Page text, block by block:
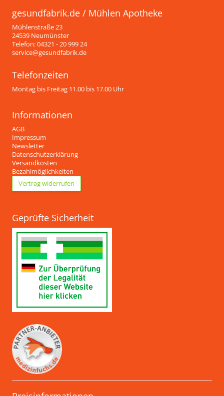
gesundfabrik.de / Mühlen Apotheke
Mühlenstraße 23
24539 Neumünster
Telefon: 04321 - 20 999 24
service@gesundfabrik.de
Telefonzeiten
Montag bis Freitag 11.00 bis 17.00 Uhr
Informationen
AGB
Impressum
Newsletter
Datenschutzerklärung
Versandkosten
Bezahlmöglichkeiten
Vertrag widerrufen
Geprüfte Sicherheit